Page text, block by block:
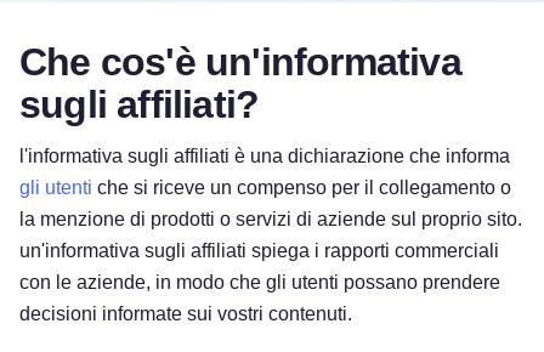
Che cos'è un'informativa
sugli affiliati?
l'informativa sugli affiliati è una dichiarazione che informa
gli utenti che si riceve un compenso per il collegamento o
la menzione di prodotti o servizi di aziende sul proprio sito.
un'informativa sugli affiliati spiega i rapporti commerciali
con le aziende, in modo che gli utenti possano prendere
decisioni informate sui vostri contenuti.